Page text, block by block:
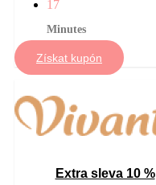
17
Minutes
Získat kupón
Extra sleva 10 %